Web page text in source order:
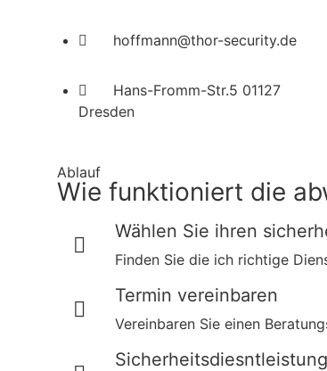
hoffmann@thor-security.de
Hans-Fromm-Str.5 01127
Dresden
Ablauf
Wie funktioniert die
Wählen Sie ihren
Finden Sie die ich richtige
Termin vereinbaren
Vereinbaren Sie einen
Sicherheitsdiesntleistung